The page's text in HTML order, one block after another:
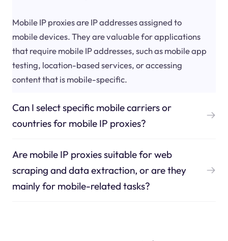
Mobile IP proxies are IP addresses assigned to
mobile devices. They are valuable for applications
that require mobile IP addresses, such as mobile app
testing, location-based services, or accessing
content that is mobile-specific.
Can I select specific mobile carriers or
countries for mobile IP proxies?
Are mobile IP proxies suitable for web
scraping and data extraction, or are they
mainly for mobile-related tasks?